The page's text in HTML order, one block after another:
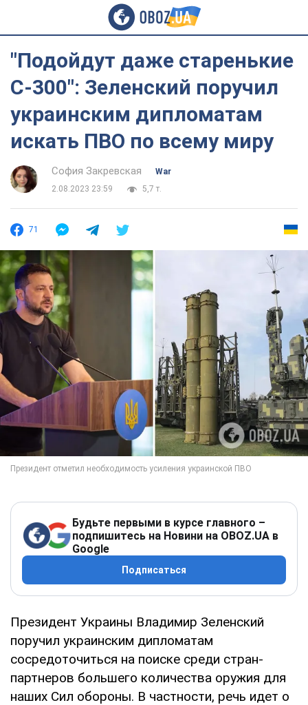
"Подойдут даже старенькие
С-300": Зеленский поручил
украинским дипломатам
искать ПВО по всему миру
София Закревская
War
2.08.2023 23:59
5,7 т.
71
Будьте первыми в курсе главного –
подпишитесь на Новини на OBOZ.UA в
Google
Подписаться
Президент Украины Владимир Зеленский
поручил украинским дипломатам
сосредоточиться на поиске среди стран-
партнеров большего количества оружия для
наших Сил обороны. В частности, речь идет о